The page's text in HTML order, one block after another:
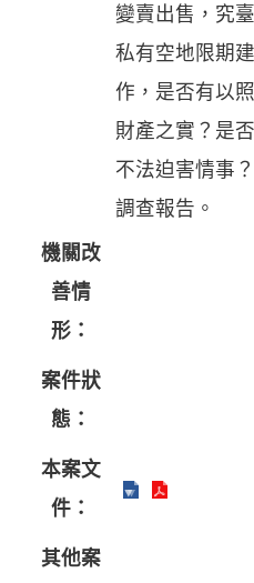
變賣出售，究
私有空地限期
作，是否有以
財產之實？是
不法迫害情事
調查報告。
機關改
善情
形：
案件狀
態：
本案文
件：
其他案